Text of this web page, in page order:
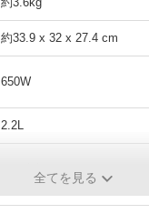
約33.9 x 32 x 27.4 cm
650W
2.2L
100以上
全てを見る